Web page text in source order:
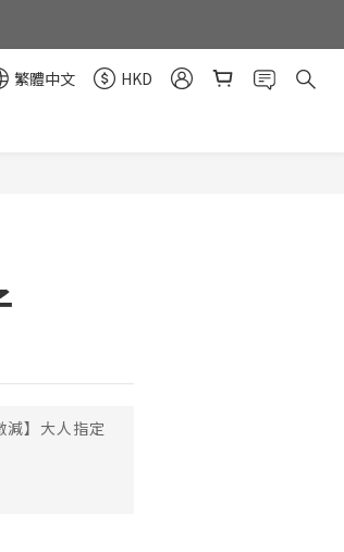
繁體中文
HKD
減】大人指定